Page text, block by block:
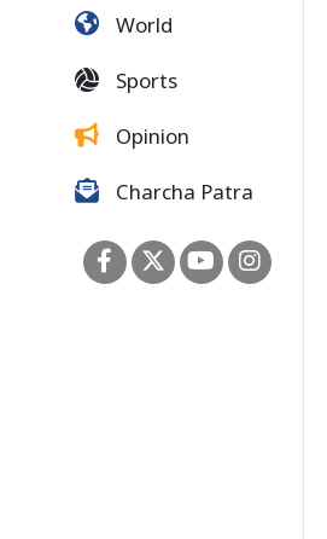
World
Sports
Opinion
Charcha Patra